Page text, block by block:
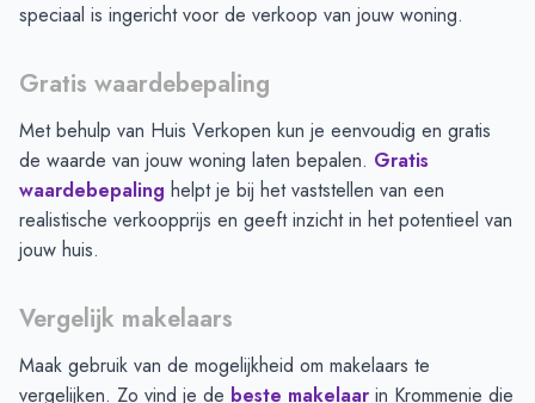
speciaal is ingericht voor de verkoop van jouw woning.
Gratis waardebepaling
Met behulp van Huis Verkopen kun je eenvoudig en gratis
de waarde van jouw woning laten bepalen. Gratis
waardebepaling helpt je bij het vaststellen van een
realistische verkoopprijs en geeft inzicht in het potentieel van
jouw huis.
Vergelijk makelaars
Maak gebruik van de mogelijkheid om makelaars te
vergelijken. Zo vind je de beste makelaar in Krommenie die